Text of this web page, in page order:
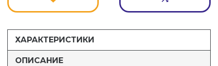
ХАРАКТЕРИСТИКИ
ОПИСАНИЕ